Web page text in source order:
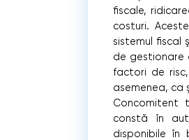
ﬁscale,
costuri.
sistemul ﬁscal
de gestionare
factori de
asemenea, ca
Concomitent
constă în
disponibile în